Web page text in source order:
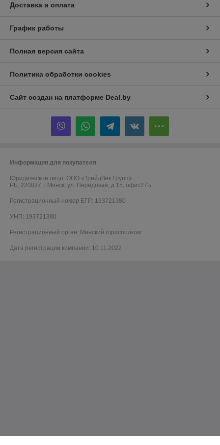
Доставка и оплата
График работы
Полная версия сайта
Политика обработки cookies
Сайт создан на платформе Deal.by
Информация для покупателя
Юридическое лицо: ООО «ТрейдВек Групп»
РБ, 220037, г.Минск, ул. Передовая, д.15, офис27Б.
Регистрационный номер ЕГР: 193721380
УНП: 193721380
Регистрационный орган: Минский горисполком
Дата регистрации компании: 10.11.2022